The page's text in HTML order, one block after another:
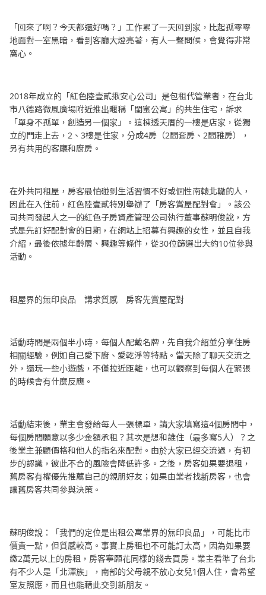
「回來了啊？今天都還好嗎？」工作累了一天回到家，比起孤零零
地面對一室黑暗，看到客廳大燈亮著，有人一聲問候，會覺得非常
窩心。
2018年成立的「紅色陸壹貳揪安心公司」是包租代管業者，在台北
市八德路微風廣場附近推出暱稱「閨蜜公寓」的共生住宅，訴求
「單身不孤單，創造另一個家」。這棟透天厝的一樓是店家，從獨
立的門走上去，2、3樓是住家，分成4房（2間套房、2間雅房），
另有共用的客廳和廚房。
在外共同租屋，房客最怕碰到生活習慣不好或個性南轅北轍的人，
因此在入住前，紅色陸壹貳特別舉辦了「房客賞屋配對會」。該公
司共同發起人之一的紅色子房資產管理公司執行董事蘇明俊說，方
式是先訂好配對會的日期，在網站上招募有興趣的女性，並且自我
介紹，最後依據年齡層、興趣等條件，從30位篩選出大約10位參與
活動。
租屋界的無印良品 講求質感 房客先賞屋配對
活動時間是兩個半小時，每個人配戴名牌，先自我介紹並分享住房
相關經驗，例如自己愛下廚、愛乾淨等特點。當天除了聊天交流之
外，還玩一些小遊戲，不僅拉近距離，也可以觀察到每個人在緊張
的時候會有什麼反應。
活動結束後，業主會發給每人一張標單，請大家填寫這4個房間中，
每個房間願意以多少金額承租？其次是想和誰住（最多寫5人）？之
後業主兼顧價格和他人的指名來配對。由於大家已經交流過，有初
步的認識，彼此不合的風險會降低許多。之後，房客如果要退租，
舊房客有權優先推薦自己的親朋好友；如果由業者找新房客，也會
讓舊房客共同參與決策。
蘇明俊說：「我們的定位是出租公寓業界的無印良品」，可能比市
價貴一點，但質感較高。事實上房租也不可能訂太高，因為如果要
繳2萬元以上的房租，房客寧願花同樣的錢去買房。業主看準了台北
有不少人是「北漂族」，南部的父母親不放心女兒1個人住，會希望
室友照應，而且也能藉此交到新朋友。